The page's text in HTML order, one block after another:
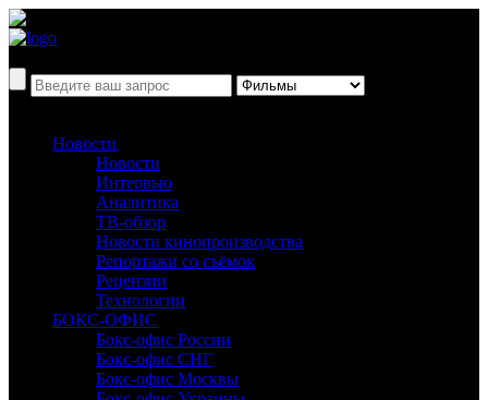
Новости
Новости
Интервью
Аналитика
ТВ-обзор
Новости кинопроизводства
Репортажи со съёмок
Рецензии
Технологии
БОКС-ОФИС
Бокс-офис России
Бокс-офис СНГ
Бокс-офис Москвы